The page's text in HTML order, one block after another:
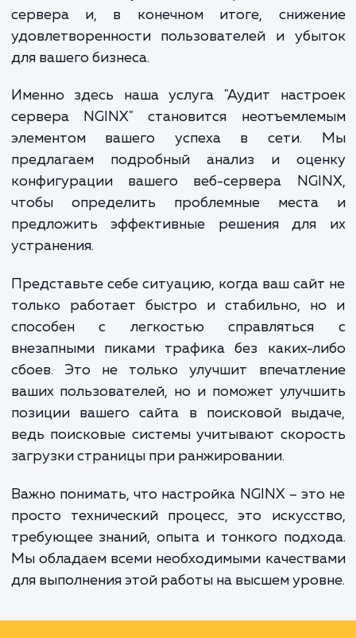
самых популярных и мощных веб-
современном мире. Неправильные
NGINX могут вызвать замедление
сервера и, в конечном итоге,
удовлетворенности пользователей и
для вашего бизнеса.
Именно здесь наша услуга "Аудит
сервера NGINX" становится
элементом вашего успеха в
конфигурации вашего веб-сервера
чтобы определить проблемные
предложить эффективные решения
устранения.
Представьте себе ситуацию, когда ваш
только работает быстро и стабильно,
способен с легкостью
сбоев. Это не только улучшит
ваших пользователей, но и поможет
позиции вашего сайта в поисковой
ведь поисковые системы учитывают